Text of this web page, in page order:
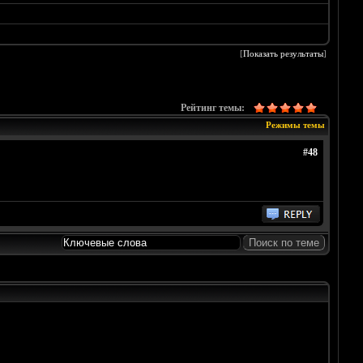
[Показать результаты]
Рейтинг темы:
Режимы темы
#48